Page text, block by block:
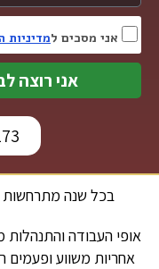
אני מסכים למדיניות
אני רוצה
בכל שנה מתרחשות בישראל כ-
אופי העבודה והתנהלות
אחריות משווע ופעמים